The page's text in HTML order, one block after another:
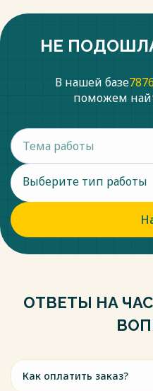
НЕ
В нашей базе
поможем
Выберите тип работы
ОТВЕТЫ НА
Как оплатить заказ?